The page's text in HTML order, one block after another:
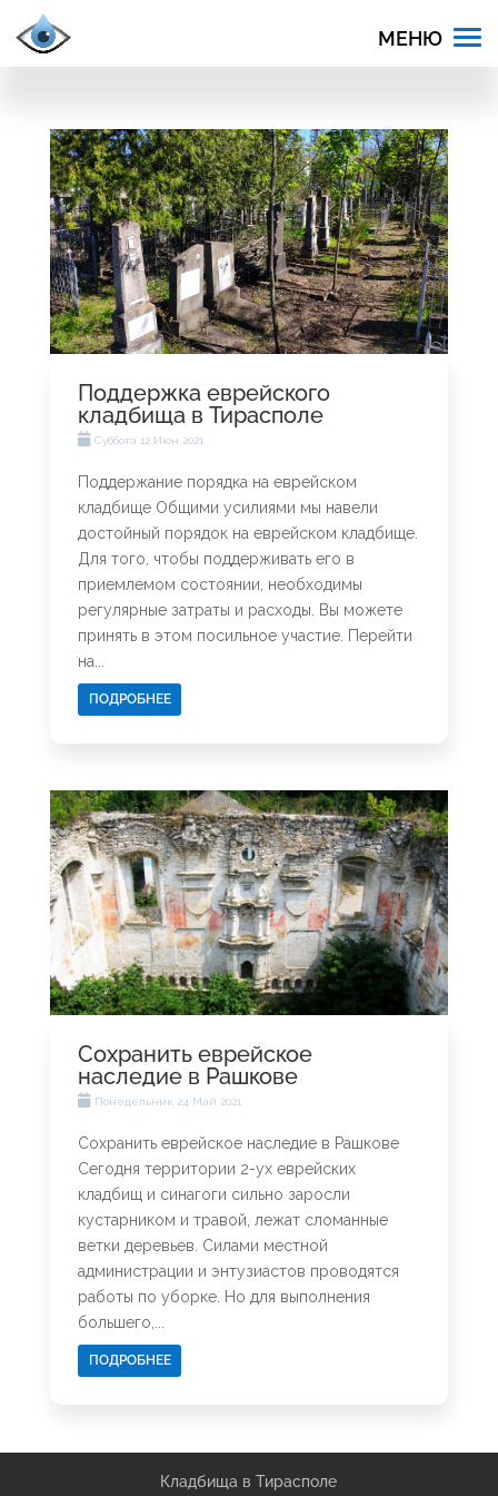
Поддержка еврейского
кладбища в Тирасполе
Суббота 12 Июн 2021
Поддержание порядка на еврейском
кладбище Общими усилиями мы навели
достойный порядок на еврейском кладбище.
Для того, чтобы поддерживать его в
приемлемом состоянии, необходимы
регулярные затраты и расходы. Вы можете
принять в этом посильное участие. Перейти
на...
ПОДРОБНЕЕ
Сохранить еврейское
наследие в Рашкове
Понедельник 24 Май 2021
Сохранить еврейское наследие в Рашкове
Сегодня территории 2-ух еврейских
кладбищ и синагоги сильно заросли
кустарником и травой, лежат сломанные
ветки деревьев. Силами местной
администрации и энтузиастов проводятся
работы по уборке. Но для выполнения
большего,...
ПОДРОБНЕЕ
Кладбища в Тирасполе